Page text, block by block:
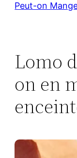
Peut-on
Lomo
on en